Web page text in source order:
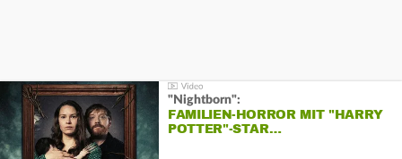
"Nightborn":
FAMILIEN-HORROR MIT "HARRY
POTTER"-STAR…